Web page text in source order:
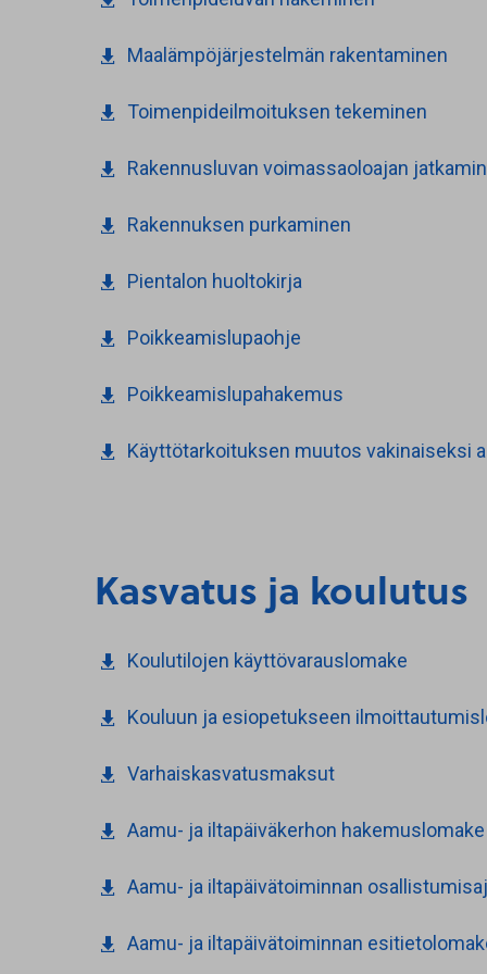
Maalämpöjärjestelmän rakentaminen
Toimenpideilmoituksen tekeminen
Rakennusluvan voimassaoloajan
Rakennuksen purkaminen
Pientalon huoltokirja
Poikkeamislupaohje
Poikkeamislupahakemus
Käyttötarkoituksen muutos vakinaiseksi
Kasvatus ja koulutus
Koulutilojen käyttövarauslomake
Kouluun ja esiopetukseen
Varhaiskasvatusmaksut
Aamu- ja iltapäiväkerhon hakemuslomake
Aamu- ja iltapäivätoiminnan
Aamu- ja iltapäivätoiminnan